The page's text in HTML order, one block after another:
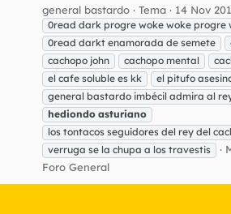
general bastardo Tema 14 Nov
0read dark progre woke woke progre
0read darkt enamorada de semete
cachopo john
cachopo mental
el cafe soluble es kk
el pitufo
general bastardo imbécil admira al
hediondo asturiano
los tontacos seguidores del rey del
verruga se la chupa a los travestis
Foro General